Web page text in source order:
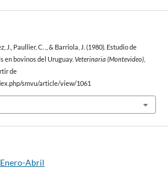
J., Paullier, C. ., & Barriola, J. (1980). Estudio de
en bovinos del Uruguay. Veterinaria (Montevideo),
de
smvu/article/view/1061
Abril